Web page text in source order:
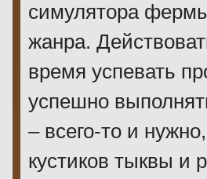
симулятора
жанра.
время успевать
успешно
– всего-то и
кустиков тыквы и